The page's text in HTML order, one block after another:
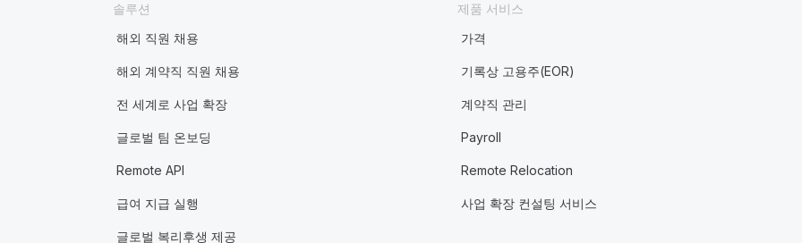
솔루션
해외 직원 채용
해외 계약직 직원 채용
전 세계로 사업 확장
글로벌 팀 온보딩
Remote API
급여 지급 실행
글로벌 복리후생 제공
제품 서비스
가격
기록상 고용주(EOR)
계약직 관리
Payroll
Remote Relocation
사업 확장 컨설팅 서비스